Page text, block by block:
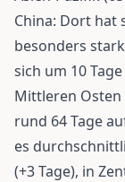
China: Dort hat
besonders
sich um 10
Mittleren
rund 64 Tage
es
(+3 Tage), in